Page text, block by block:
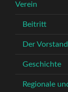
Verein
Beitritt
Der Vorstand
Geschichte
Regionale